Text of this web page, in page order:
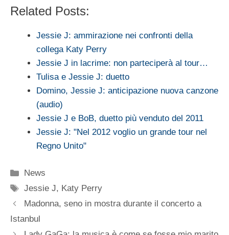
Related Posts:
Jessie J: ammirazione nei confronti della
collega Katy Perry
Jessie J in lacrime: non parteciperà al tour…
Tulisa e Jessie J: duetto
Domino, Jessie J: anticipazione nuova canzone
(audio)
Jessie J e BoB, duetto più venduto del 2011
Jessie J: "Nel 2012 voglio un grande tour nel
Regno Unito"
Categorie
News
Tag
Jessie J, Katy Perry
Madonna, seno in mostra durante il concerto a
Istanbul